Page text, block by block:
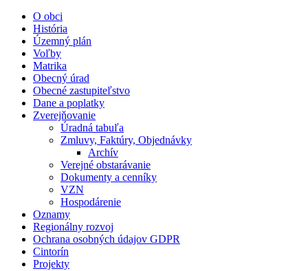
O obci
História
Územný plán
Voľby
Matrika
Obecný úrad
Obecné zastupiteľstvo
Dane a poplatky
Zverejňovanie
Úradná tabuľa
Zmluvy, Faktúry, Objednávky
Archív
Verejné obstarávanie
Dokumenty a cenníky
VZN
Hospodárenie
Oznamy
Regionálny rozvoj
Ochrana osobných údajov GDPR
Cintorín
Projekty